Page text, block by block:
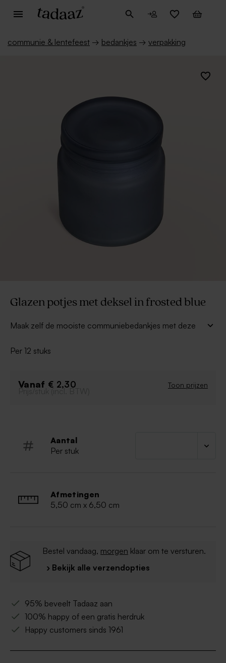
communie & lentefeest → bedankjes → verpakking
Glazen potjes met deksel in frosted blue
Maak zelf de mooiste communiebedankjes met deze
met lekkers en personaliseer met een leuke sticker.
Spoelen voor eerste gebruik
Per 12 stuks
Vanaf € 2,30 Toon prijzen
Prijs/stuk (incl. BTW)
Aantal
Per stuk
Afmetingen
5,50 cm x 6,50 cm
Bestel vandaag, morgen klaar om te versturen.
› Bekijk alle verzendopties
95% beveelt Tadaaz aan
100% happy of een gratis herdruk
Happy customers sinds 1961